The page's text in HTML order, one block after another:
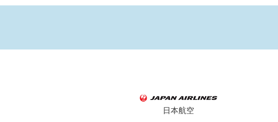
日本航空